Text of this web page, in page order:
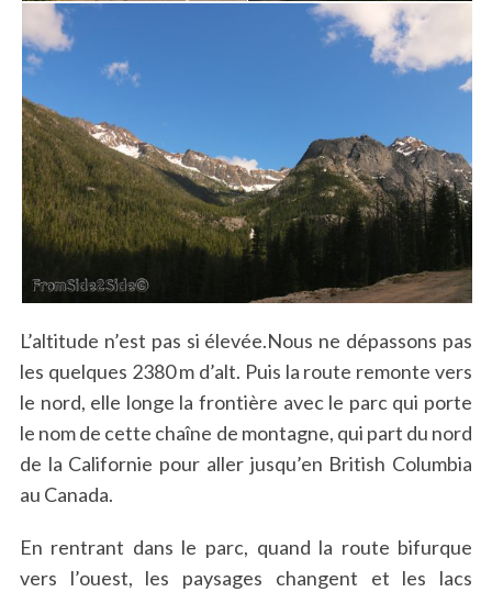
L’altitude n’est pas si élevée.Nous ne dépassons pas
les quelques 2380 m d’alt. Puis la route remonte vers
le nord, elle longe la frontière avec le parc qui porte
le nom de cette chaîne de montagne, qui part du nord
de la Californie pour aller jusqu’en British Columbia
au Canada.
En rentrant dans le parc, quand la route bifurque
vers l’ouest, les paysages changent et les lacs